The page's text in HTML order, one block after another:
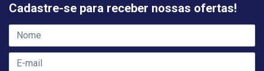
Cadastre-se para receber nossas ofertas!